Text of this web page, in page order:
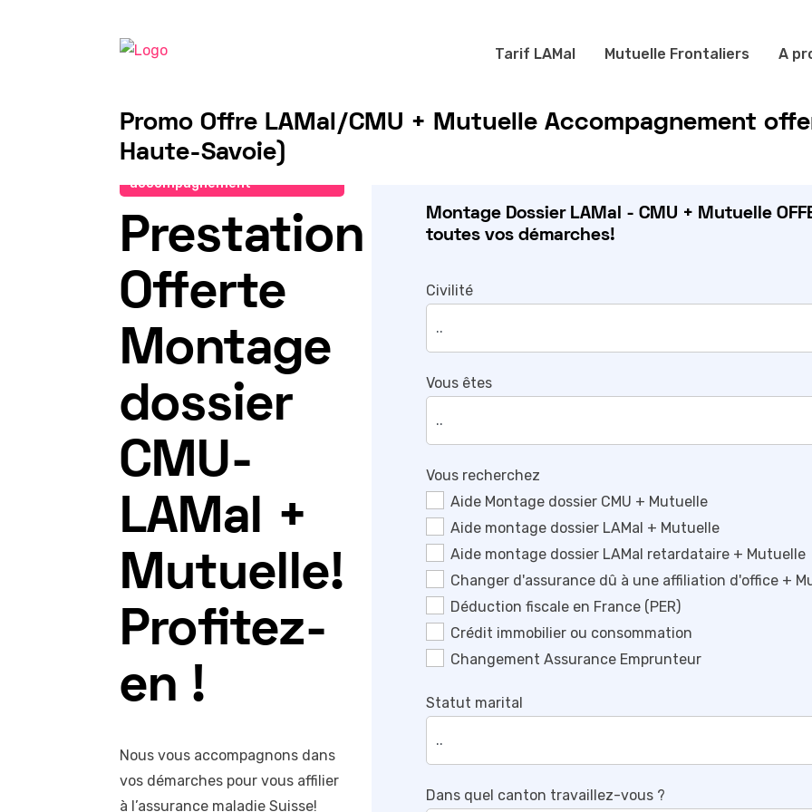
Tarif LAMal Mutuelle Frontaliers A
Promo Offre LAMal/CMU + Mutuelle Accompagnement
Haute-Savoie)
Demander un
accompagnement
Prestation
Offerte
Montage
dossier
CMU-
LAMal +
Mutuelle!
Profitez-
en !
Nous vous accompagnons dans
vos démarches pour vous affilier
à l’assurance maladie Suisse!
Montage Dossier LAMal - CMU + Mutuelle
toutes vos démarches!
Civilité
Vous êtes
Vous recherchez
Aide Montage dossier CMU + Mutuelle
Aide montage dossier LAMal + Mutuelle
Aide montage dossier LAMal retardataire + Mutuelle
Changer d'assurance dû à une affiliation d'office +
Déduction fiscale en France (PER)
Crédit immobilier ou consommation
Changement Assurance Emprunteur
Statut marital
Dans quel canton travaillez-vous ?